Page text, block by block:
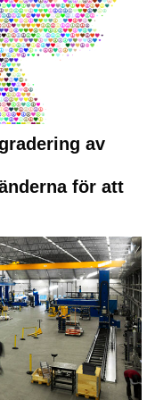
av
för att